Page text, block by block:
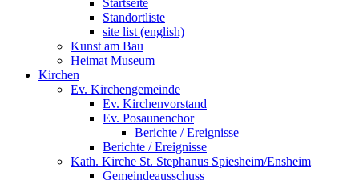
Startseite
Standortliste
site list (english)
Kunst am Bau
Heimat Museum
Kirchen
Ev. Kirchengemeinde
Ev. Kirchenvorstand
Ev. Posaunenchor
Berichte / Ereignisse
Berichte / Ereignisse
Kath. Kirche St. Stephanus Spiesheim/Ensheim
Gemeindeausschuss